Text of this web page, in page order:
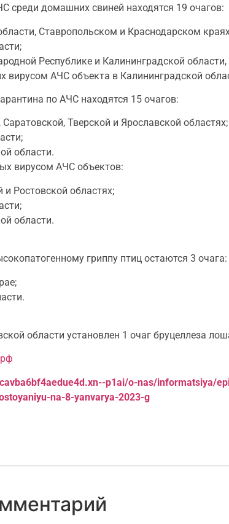
среди домашних свиней находятся 19 очагов:
Ставропольском и Краснодарском
Республике и Калининградской области,
вирусом АЧС объекта в Калининградской
по АЧС находятся 15 очагов:
Тверской и Ярославской областях;
области.
вирусом АЧС объектов:
Ростовской областях;
области.
гриппу птиц остаются 3 очага:
области установлен 1 очаг бруцеллеза
p1ai/o-nas/informatsiya/
na-8-yanvarya-2023-g